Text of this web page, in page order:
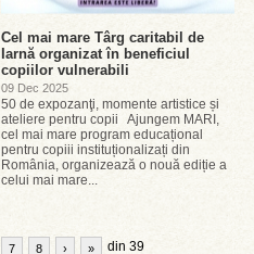
Cel mai mare Târg caritabil de
Iarnă organizat în beneficiul
copiilor vulnerabili
09 Dec 2025
50 de expozanţi, momente artistice și
ateliere pentru copii Ajungem MARI,
cel mai mare program educațional
pentru copiii instituționalizați din
România, organizează o nouă ediție a
celui mai mare...
7 8 din 39
› »